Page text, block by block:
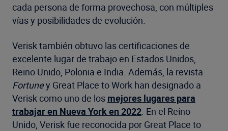
cada persona de forma provechosa, con múltiples
vías y posibilidades de evolución.
Verisk también obtuvo las certificaciones de
excelente lugar de trabajo en Estados Unidos,
Reino Unido, Polonia e India. Además, la revista
Fortuney Great Place to Work han designado a
Verisk como uno de los mejores lugares para
trabajar en Nueva York en 2022. En el Reino
Unido, Verisk fue reconocida por Great Place to